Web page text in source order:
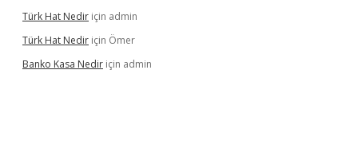
Türk Hat Nedir için admin
Türk Hat Nedir için Ömer
Banko Kasa Nedir için admin